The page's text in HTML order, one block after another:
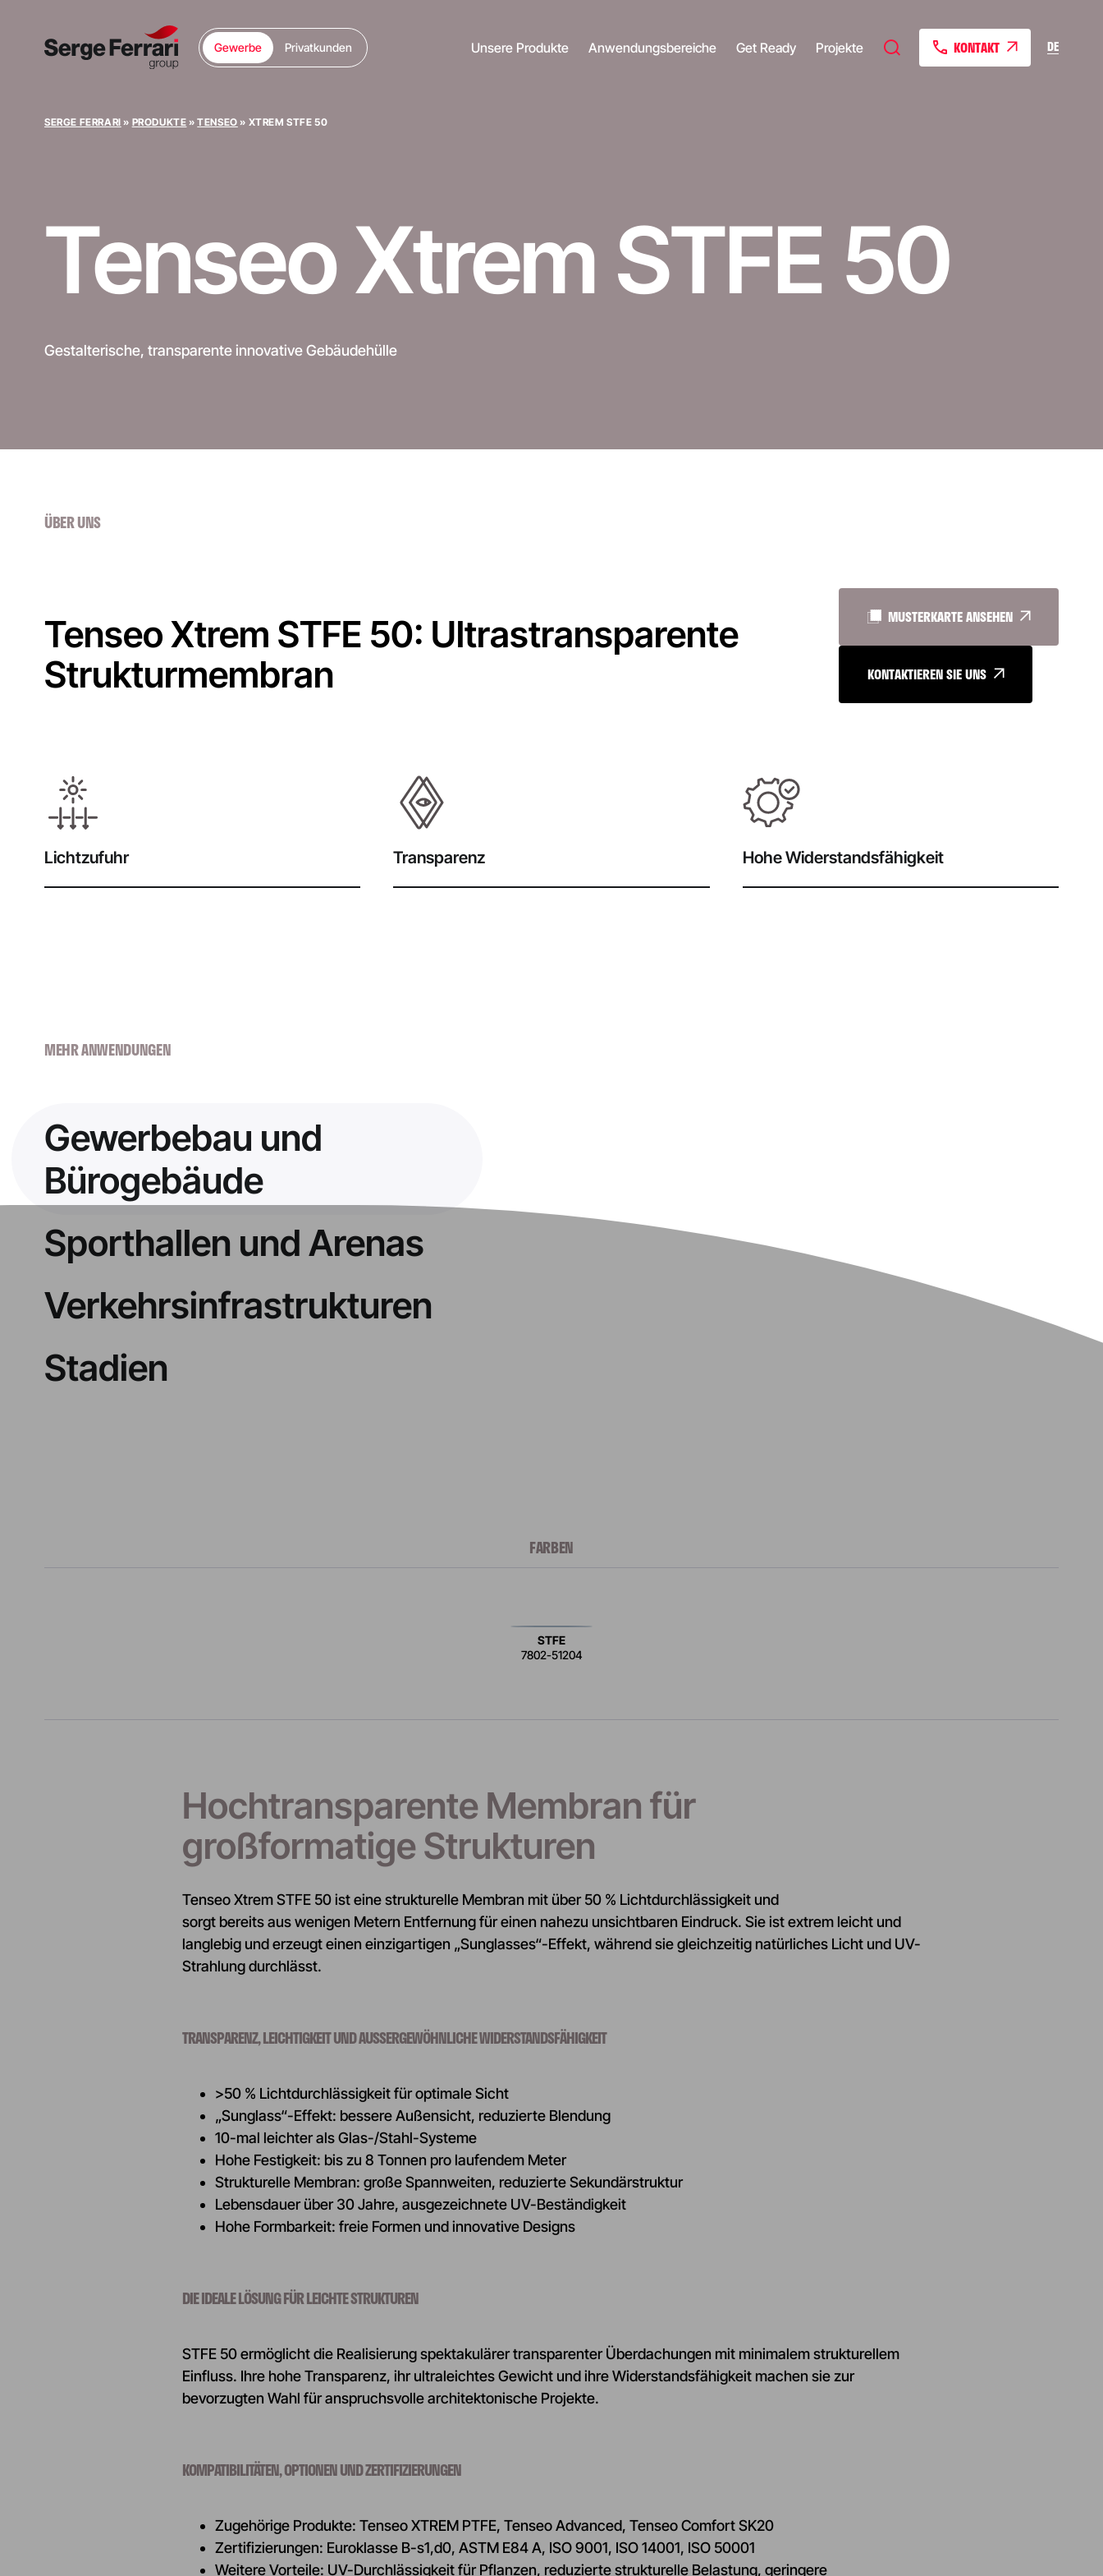
Gewerbe Privatkunden Unsere Produkte Anwendungsbereiche Get Ready Projekte KONTAKT DE
SERGE FERRARI » PRODUKTE »TENSEO » XTREM STFE 50
TenseoXtrem STFE 50
Gestalterische, transparente innovative Gebäudehülle
ÜBER UNS
Tenseo Xtrem STFE 50: Ultrastransparente
Strukturmembran
MUSTERKARTE ANSEHEN
KONTAKTIEREN SIE UNS
Lichtzufuhr Transparenz Hohe Widerstandsfähigkeit
MEHR ANWENDUNGEN
Gewerbebau und
Bürogebäude
Sporthallen und Arenas
Verkehrsinfrastrukturen
Stadien
FARBEN
STFE
7802-51204
Hochtransparente Membran für
großformatige Strukturen
Tenseo Xtrem STFE 50 ist eine strukturelle Membran mit über 50 % Lichtdurchlässigkeit und
sorgt bereits aus wenigen Metern Entfernung für einen nahezu unsichtbaren Eindruck. Sie ist extrem leicht und
langlebig und erzeugt einen einzigartigen „Sunglasses“-Effekt, während sie gleichzeitig natürliches Licht und UV-
Strahlung durchlässt.
TRANSPARENZ, LEICHTIGKEIT UND AUSSERGEWÖHNLICHE WIDERSTANDSFÄHIGKEIT
>50 % Lichtdurchlässigkeit für optimale Sicht
„Sunglass“-Effekt: bessere Außensicht, reduzierte Blendung
10-mal leichter als Glas-/Stahl-Systeme
Hohe Festigkeit: bis zu 8 Tonnen pro laufendem Meter
Strukturelle Membran: große Spannweiten, reduzierte Sekundärstruktur
Lebensdauer über 30 Jahre, ausgezeichnete UV-Beständigkeit
Hohe Formbarkeit: freie Formen und innovative Designs
DIE IDEALE LÖSUNG FÜR LEICHTE STRUKTUREN
STFE 50 ermöglicht die Realisierung spektakulärer transparenter Überdachungen mit minimalem strukturellem
Einfluss. Ihre hohe Transparenz, ihr ultraleichtes Gewicht und ihre Widerstandsfähigkeit machen sie zur
bevorzugten Wahl für anspruchsvolle architektonische Projekte.
KOMPATIBILITÄTEN, OPTIONEN UND ZERTIFIZIERUNGEN
Zugehörige Produkte: Tenseo XTREM PTFE, Tenseo Advanced, Tenseo Comfort SK20
Zertifizierungen: Euroklasse B-s1,d0, ASTM E84 A, ISO 9001, ISO 14001, ISO 50001
Weitere Vorteile: UV-Durchlässigkeit für Pflanzen, reduzierte strukturelle Belastung, geringere